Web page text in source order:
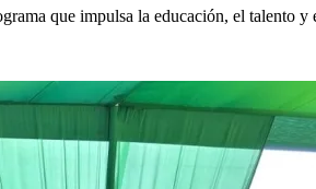
que impulsa la educación, el talento y